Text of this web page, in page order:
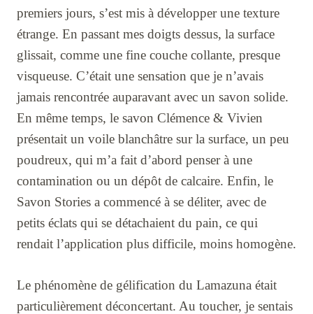
premiers jours, s’est mis à développer une texture
étrange. En passant mes doigts dessus, la surface
glissait, comme une fine couche collante, presque
visqueuse. C’était une sensation que je n’avais
jamais rencontrée auparavant avec un savon solide.
En même temps, le savon Clémence & Vivien
présentait un voile blanchâtre sur la surface, un peu
poudreux, qui m’a fait d’abord penser à une
contamination ou un dépôt de calcaire. Enfin, le
Savon Stories a commencé à se déliter, avec de
petits éclats qui se détachaient du pain, ce qui
rendait l’application plus difficile, moins homogène.
Le phénomène de gélification du Lamazuna était
particulièrement déconcertant. Au toucher, je sentais